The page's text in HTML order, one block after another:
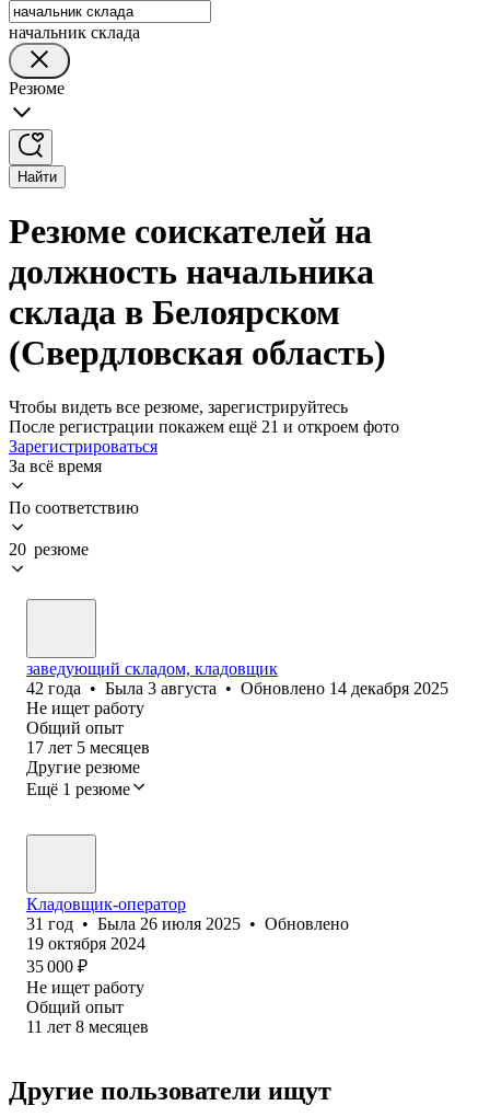
начальник склада
Резюме
Найти
Резюме соискателей на
должность начальника
склада в Белоярском
(Свердловская область)
Чтобы видеть все резюме, зарегистрируйтесь
После регистрации покажем ещё 21 и откроем фото
Зарегистрироваться
За всё время
По соответствию
20 резюме
заведующий складом, кладовщик
42 года • Была 3 августа • Обновлено 14 декабря 2025
Не ищет работу
Общий опыт
17 лет 5 месяцев
Другие резюме
Ещё 1 резюме
Кладовщик-оператор
31 год • Была 26 июля 2025 • Обновлено
19 октября 2024
35 000 ₽
Не ищет работу
Общий опыт
11 лет 8 месяцев
Другие пользователи ищут